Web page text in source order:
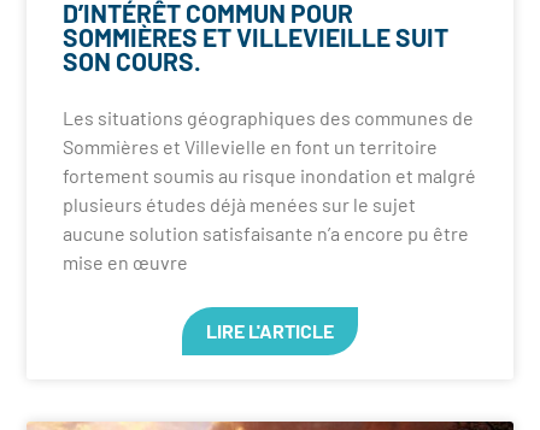
D’INTÉRÊT COMMUN POUR
SOMMIÈRES ET VILLEVIEILLE SUIT
SON COURS.
Les situations géographiques des communes de
Sommières et Villevielle en font un territoire
fortement soumis au risque inondation et malgré
plusieurs études déjà menées sur le sujet
aucune solution satisfaisante n’a encore pu être
mise en œuvre
LIRE L'ARTICLE